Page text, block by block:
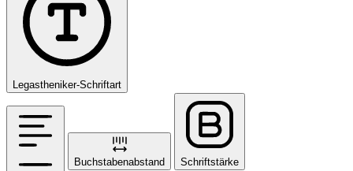
Legastheniker-Schriftart
Buchstabenabstand Schriftstärke